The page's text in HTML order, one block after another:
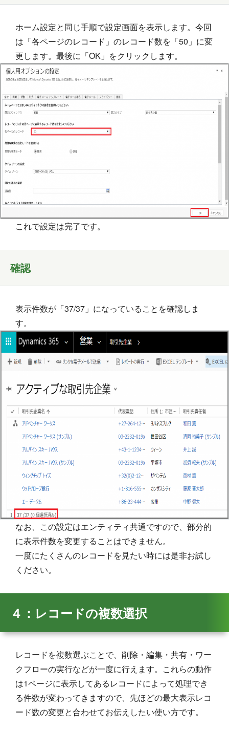
ホーム設定と同じ手順で設定画面を表示します。今回
は「各ページのレコード」のレコード数を「50」に変
更します。最後に「OK」をクリックします。
これで設定は完了です。
確認
表示件数が「37/37」になっていることを確認しま
す。
なお、この設定はエンティティ共通ですので、部分的
に表示件数を変更することはできません。
一度にたくさんのレコードを見たい時には是非お試し
ください。
４：レコードの複数選択
レコードを複数選ぶことで、削除・編集・共有・ワー
クフローの実行などが一度に行えます。これらの動作
は1ページに表示してあるレコードによって処理でき
る件数が変わってきますので、先ほどの最大表示レコ
ード数の変更と合わせてお伝えしたい使い方です。